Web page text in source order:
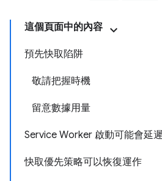
這個頁面中的內容
預先快取陷阱
敬請把握時機
留意數據用量
Service Worker 啟動可能會延
快取優先策略可以恢復運作